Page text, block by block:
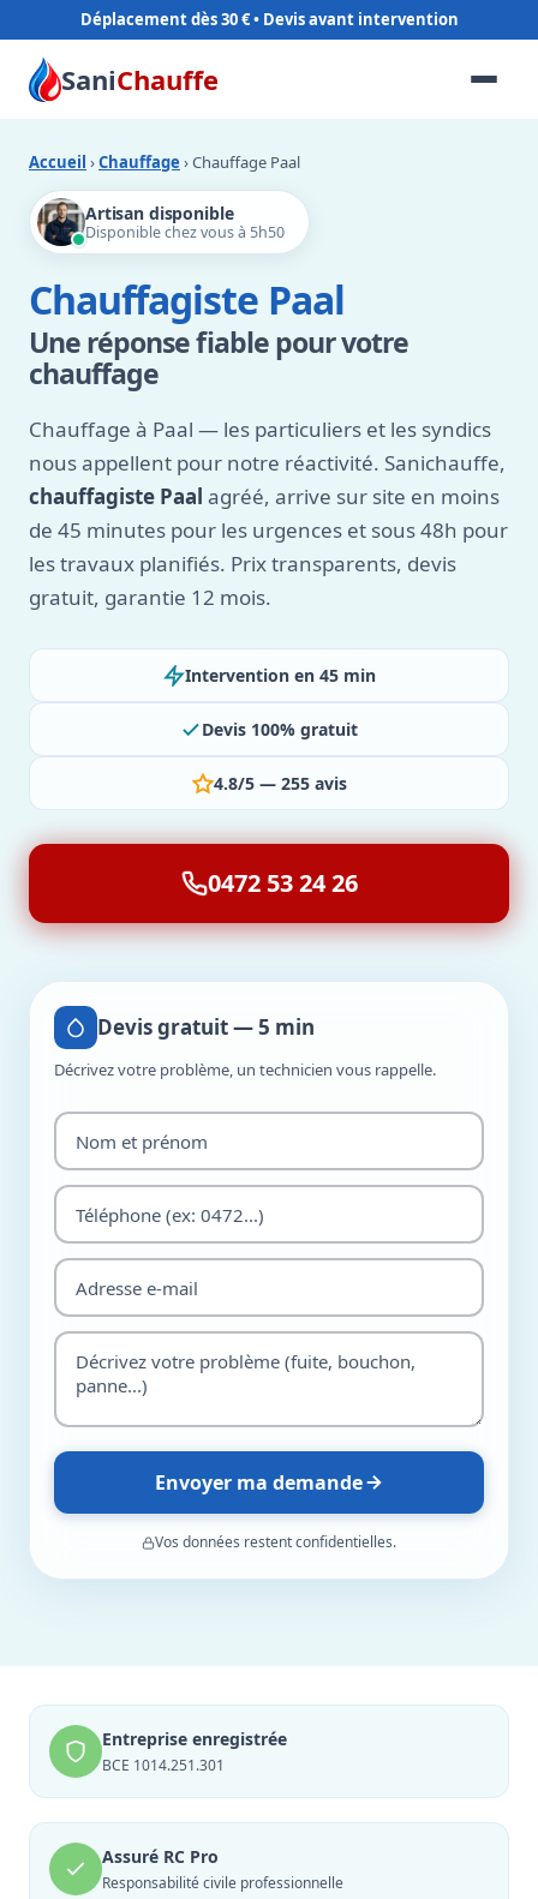
Déplacement dès 30 €
SaniChauffe
Accueil ›Chauffage › Chauffage Paal
Artisan disponible
Disponible chez vous à 5h50
Chauffagiste Paal
Une réponse fiable pour votre
chauffage
Chauffage à Paal — les particuliers et les syndics
nous appellent pour notre réactivité. Sanichauffe,
chauffagiste Paal agréé, arrive sur site en moins
de 45 minutes pour les urgences et sous 48h pour
les travaux planifiés. Prix transparents, devis
gratuit, garantie 12 mois.
Intervention en 45 min
Devis 100% gratuit
4.8/5 — 255 avis
0472 53 24 26
Devis gratuit — 5 min
Décrivez votre problème, un technicien vous rappelle.
Envoyer ma demande
Vos données restent confidentielles.
Entreprise enregistrée
BCE 1014.251.301
Assuré RC Pro
Responsabilité civile professionnelle